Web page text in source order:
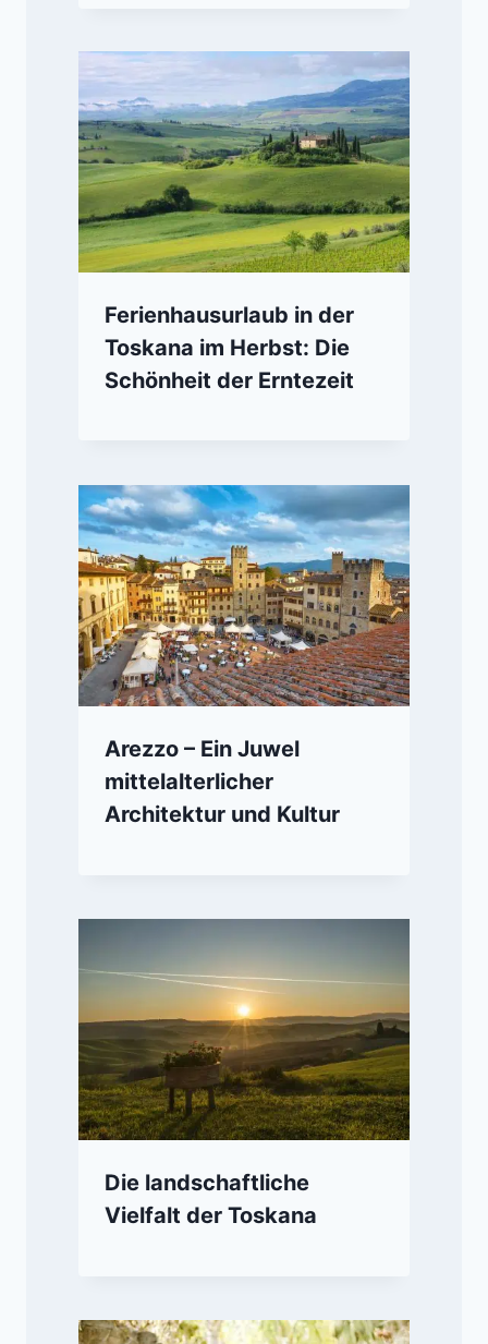
Ferienhausurlaub in der
Toskana im Herbst: Die
Schönheit der Erntezeit
Arezzo – Ein Juwel
mittelalterlicher
Architektur und Kultur
Die landschaftliche
Vielfalt der Toskana